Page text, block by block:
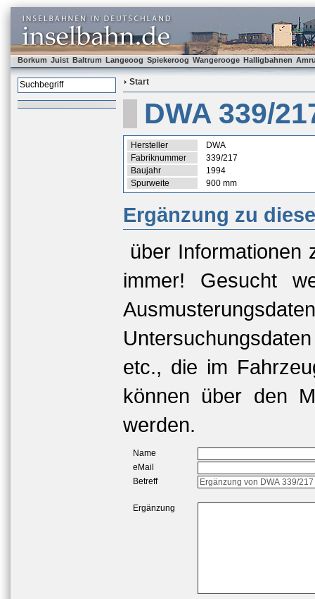
Borkum Juist Baltrum Langeoog Spiekeroog Wangerooge Halligbahnen
Start
DWA 339/
Hersteller
DWA
Fabriknummer
339/217
Baujahr
1994
Spurweite
900 mm
Ergänzung zu
über Informationen
immer! Gesucht
etc., die im
können über den
werden.
Name
eMail
Betreff
Ergänzung